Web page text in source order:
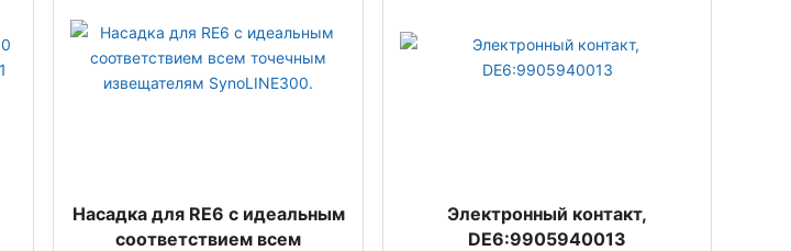
Насадка для RE6 с идеальным
соответствием всем
Электронный контакт,
DE6:9905940013